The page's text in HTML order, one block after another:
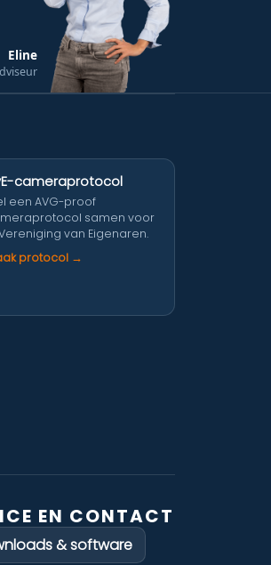
Eline
cameraprotocol
een AVG-proof
samen voor
van Eigenaren.
protocol →
EN CONTACT
& software